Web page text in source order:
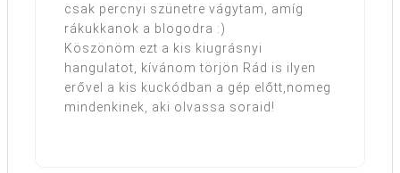
csak percnyi szünetre vágytam, amíg
rákukkanok a blogodra :)
Köszönöm ezt a kis kiugrásnyi
hangulatot, kívánom törjön Rád is ilyen
erővel a kis kuckódban a gép előtt,nomeg
mindenkinek, aki olvassa soraid!